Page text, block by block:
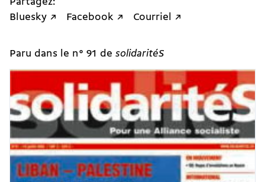
Partagez:
Bluesky ↗
Facebook ↗ Courriel ↗
Paru dans le n° 91 de solidaritéS